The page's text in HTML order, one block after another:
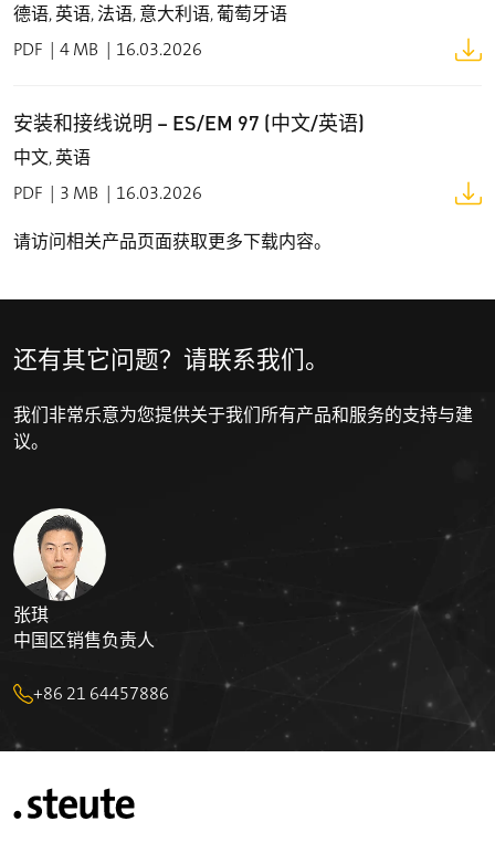
线缆横截面
0.34 ... 2.5 mm² (包括导线套管)
1 x M20 x 1.5 (M16 x 1.5 根据需求可提供) (仅适用于线
缆密封接头)
额定冲击耐受电压 Uimp
10 A
应用类别
AC-15; DC-13
DC: 24 V-6A/125 V-0.55 A/250 V-0.4 A
Minimum electrical load: 5 V/10 mA
短路保护
10 A gG/gL 型熔丝管
II
运行周期
德语, 英语, 法语, 意大利语, 葡萄牙语
PDF
4 MB 16.03.2026
安装和接线说明 – ES/EM 97 (中文/英语)
中文, 英语
PDF
3 MB 16.03.2026
请访问相关产品页面获取更多下载内容。
还有其它问题？请联系我们。
我们非常乐意为您提供关于我们所有产品和服务的支持与建
议。
张琪
中国区销售负责人
+86 21 64457886